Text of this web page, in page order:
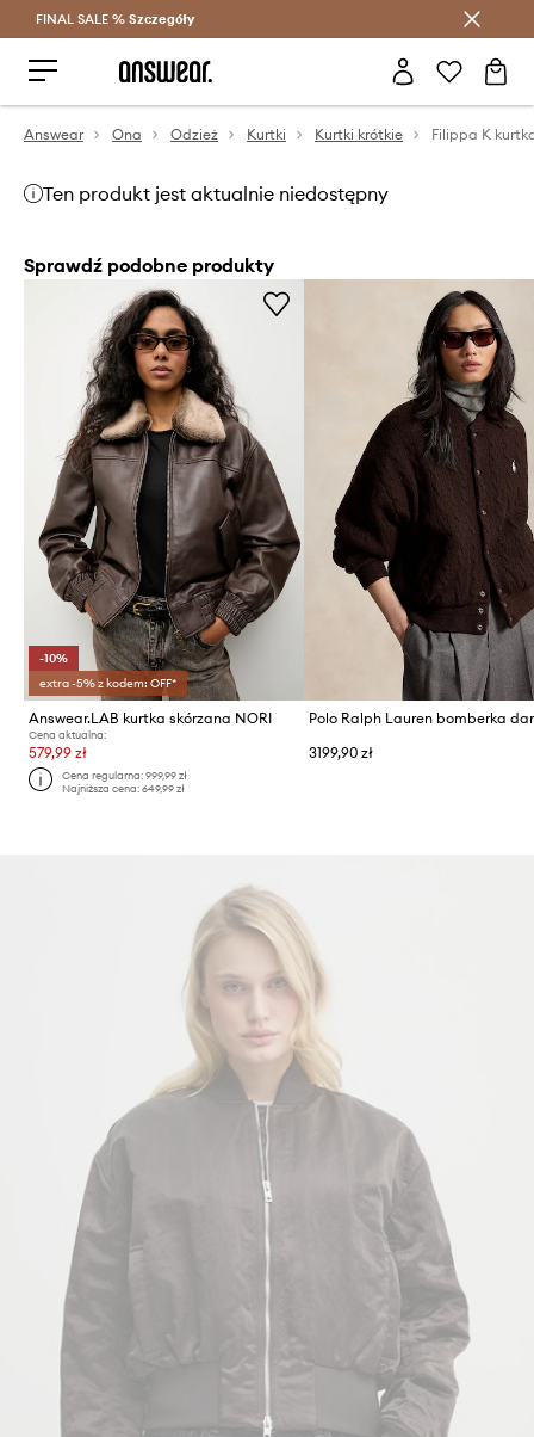
Oszczędzaj z Answear Club >
FINAL SALE % Szczegóły
Answear Ona Odzież Kurtki Kurtki krótkie Filippa K
Ten produkt jest aktualnie niedostępny
Sprawdź podobne produkty
-10%
extra -5% z kodem: OFF*
Answear.LAB kurtka skórzana NORI
Cena aktualna:
579,99 zł
Cena regularna:999,99 zł
Najniższa cena:649,99 zł
3199,90 zł